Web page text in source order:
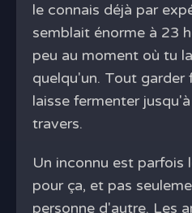
le connais déjà par
semblait énorme à 23
peu au moment où tu
quelqu'un. Tout garder
laisse fermenter
travers.
Un inconnu est parfois
pour ça, et pas
personne d'autre. Les